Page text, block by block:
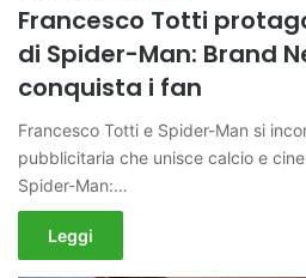
Francesco Totti
di Spider-Man: Brand
conquista i fan
Francesco Totti e Spider-Man si
pubblicitaria che unisce calcio e
Spider-Man:…
Leggi